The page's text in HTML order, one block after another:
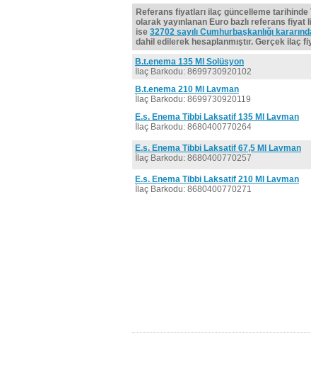
Referans fiyatları ilaç güncelleme tarihinde
olarak yayınlanan Euro bazlı referans fiyat
ise 32702 sayılı Cumhurbaşkanlığı
dahil edilerek hesaplanmıştır. Gerçek ilaç
B.t.enema 135 Ml Solüsyon
İlaç Barkodu: 8699730920102
B.t.enema 210 Ml Lavman
İlaç Barkodu: 8699730920119
E.s. Enema Tibbi Laksatif 135 Ml Lavman
İlaç Barkodu: 8680400770264
E.s. Enema Tibbi Laksatif 67,5 Ml Lavman
İlaç Barkodu: 8680400770257
E.s. Enema Tibbi Laksatif 210 Ml Lavman
İlaç Barkodu: 8680400770271